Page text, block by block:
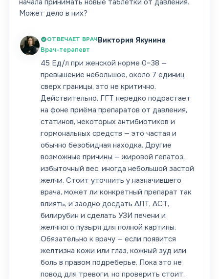
начала принимать новые таблетки от давления.
Может дело в них?
ОТВЕЧАЕТ ВРАЧВиктория Якунина
Врач-терапевт
45 Ед/л при женской норме 0–38 —
превышение небольшое, около 7 единиц
сверх границы, это не критично.
Действительно, ГГТ нередко подрастает
на фоне приёма препаратов от давления,
статинов, некоторых антибиотиков и
гормональных средств — это частая и
обычно безобидная находка. Другие
возможные причины — жировой гепатоз,
избыточный вес, иногда небольшой застой
желчи. Стоит уточнить у назначившего
врача, может ли конкретный препарат так
влиять, и заодно досдать АЛТ, АСТ,
билирубин и сделать УЗИ печени и
желчного пузыря для полной картины.
Обязательно к врачу — если появится
желтизна кожи или глаз, кожный зуд или
боль в правом подреберье. Пока это не
повод для тревоги, но проверить стоит.